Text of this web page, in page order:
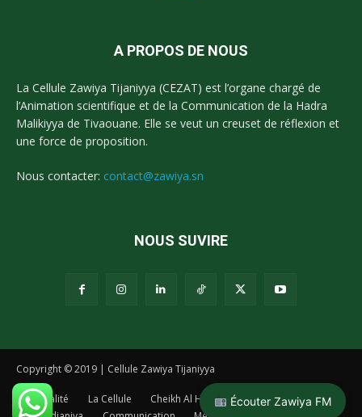
Écouter Zawiya FM
A PROPOS DE NOUS
La Cellule Zawiya Tijaniyya (CEZAT) est l’organe chargé de
l’Animation scientifique et de la Communication de la Hadra
Malikiyya de Tivaouane. Elle se veut un creuset de réflexion et
une force de proposition.
Nous contacter: contact@zawiya.sn
NOUS SUVIRE
Copyright © 2019 | Cellule Zawiya Tijaniyya
Actualité La Cellule
Cheikh Al Hadj Malick Sy